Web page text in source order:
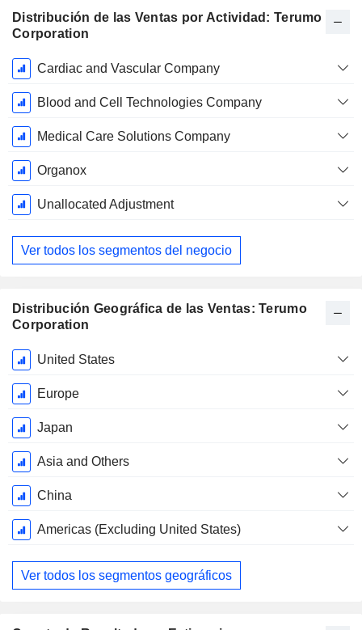
Distribución de las Ventas por Actividad: Terumo
Corporation
Período
fiscal:
Marzo
Cardiac and Vascular Company
Blood and Cell Technologies Company
Medical Care Solutions Company
Organox
Unallocated Adjustment
Ver todos los segmentos del negocio
Distribución Geográfica de las Ventas: Terumo
Corporation
Período
fiscal:
Marzo
United States
Europe
Japan
Asia and Others
China
Americas (Excluding United States)
Ver todos los segmentos geográficos